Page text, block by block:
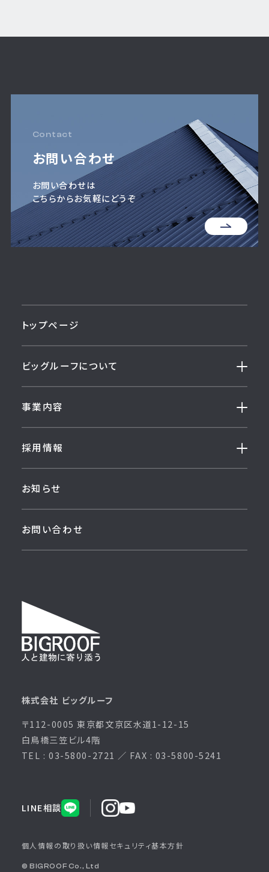
Contact
お問い合わせ
お問い合わせは
こちらからお気軽にどうぞ
トップページ
ビッグルーフについて
事業内容
採用情報
お知らせ
お問い合わせ
株式会社 ビッグルーフ
〒112-0005 東京都文京区水道1-12-15
白鳥橋三笠ビル4階
TEL : 03-5800-2721 ／ FAX : 03-5800-5241
LINE相談
個人情報の取り扱い情報セキュリティ基本方針
© BIGROOF Co., Ltd